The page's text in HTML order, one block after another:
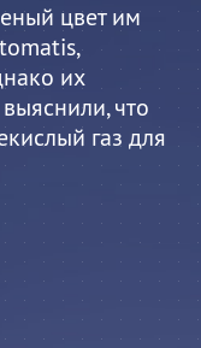
цвет им
их
что
газ для